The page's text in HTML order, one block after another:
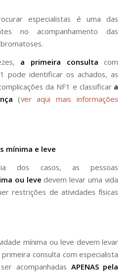
especialistas é uma das
no acompanhamento das
a primeira consulta com
pode identificar os achados, as
da NF1 e classificar a
(ver aqui mais informações
mínima e leve
dos casos, as pessoas
ou leve devem levar uma vida
restrições de atividades físicas
mínima ou leve devem levar
consulta com especialista
acompanhadas APENAS pela